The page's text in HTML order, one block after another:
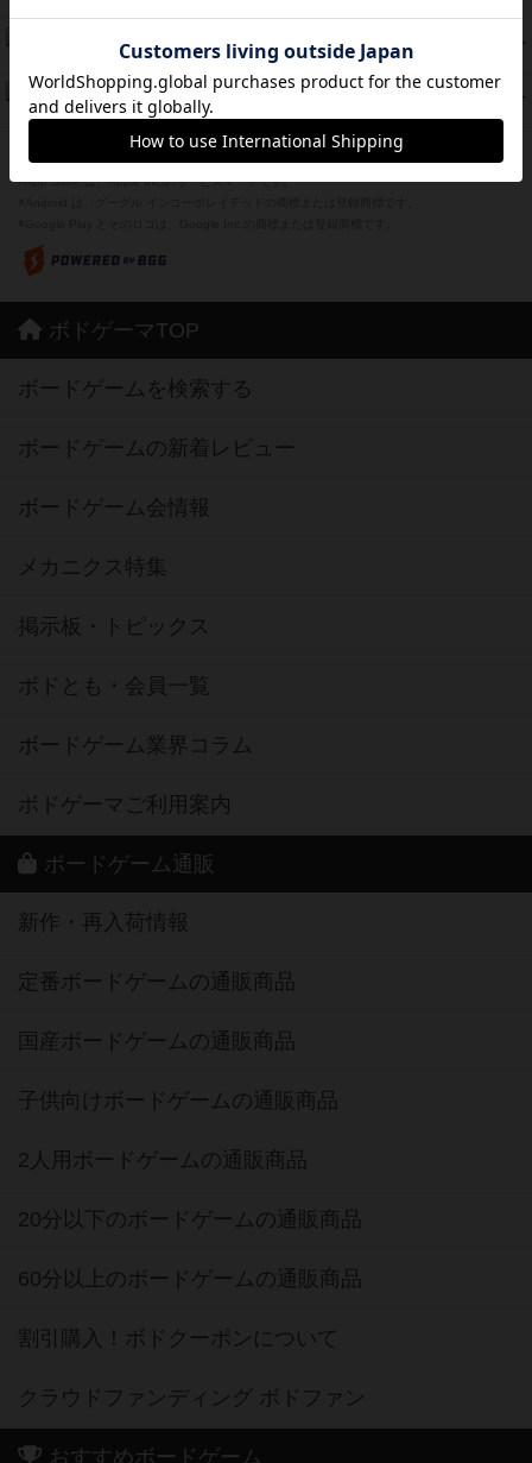
PT
紹介文なし 1件の投稿
PT
ドコジャン
紹介文あり 10件の投稿
※Apple、Apple のロゴ は、米国および他の国々で登録されたApple Inc.の商標です。
※App Store は、Apple Inc.のサービスマークです。
ボドゲーマTOP
ボードゲームを検索する
ボードゲームの新着レビュー
ボードゲーム会情報
メカニクス特集
掲示板・トピックス
ボドとも・会員一覧
ボードゲーム業界コラム
ボドゲーマご利用案内
ボードゲーム通販
新作・再入荷情報
定番ボードゲームの通販商品
国産ボードゲームの通販商品
子供向けボードゲームの通販商品
2人用ボードゲームの通販商品
20分以下のボードゲームの通販商品
60分以上のボードゲームの通販商品
割引購入！ボドクーポンについて
クラウドファンディング ボドファン
おすすめボードゲーム